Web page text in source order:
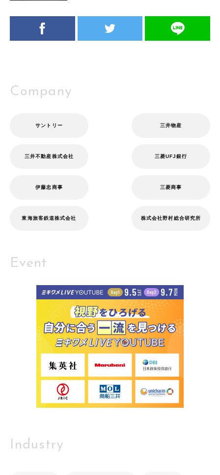
Company
サントリー 三井物産
三井不動産株式会社 三菱UFJ銀行
伊藤忠商事 三菱商事
東海旅客鉄道株式会社 株式会社野村総合研究所
Event
Industry